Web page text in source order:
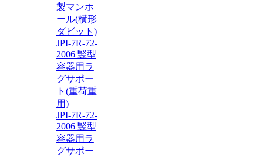
製マンホ
ール(横形
ダビット)
JPI-7R-72-
2006 竪型
容器用ラ
グサポー
ト(重荷重
用)
JPI-7R-72-
2006 竪型
容器用ラ
グサポー